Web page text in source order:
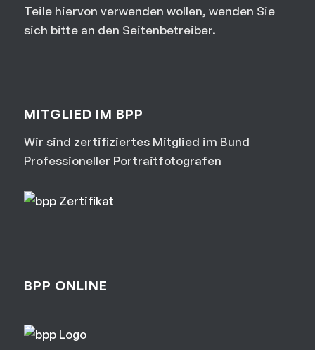
Teile hiervon verwenden wollen, wenden Sie
sich bitte an den Seitenbetreiber.
MITGLIED IM BPP
Wir sind zertifiziertes Mitglied im Bund
Professioneller Portraitfotografen
BPP ONLINE